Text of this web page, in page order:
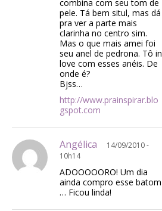
combina com seu tom de
pele. Tá bem situl, mas dá
pra ver a parte mais
clarinha no centro sim.
Mas o que mais amei foi
seu anel de pedrona. Tô in
love com esses anéis. De
onde é?
Bjss…
http://www.prainspirar.blo
gspot.com
Angélica
14/09/2010 -
10h14
ADOOOOORO! Um dia
ainda compro esse batom
… Ficou linda!